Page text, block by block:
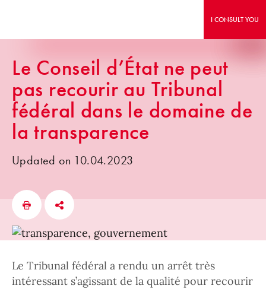
I CONSULT YOU
Le Conseil d’État ne peut
pas recourir au Tribunal
fédéral dans le domaine de
la transparence
Updated on 10.04.2023
Le Tribunal fédéral a rendu un arrêt très
intéressant s’agissant de la qualité pour recourir